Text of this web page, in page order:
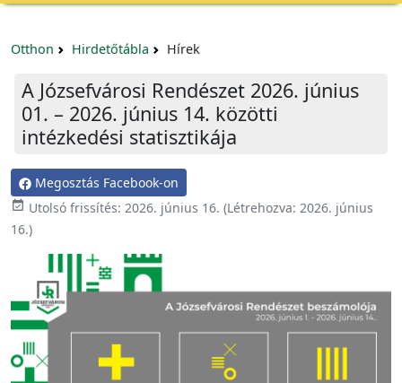
Otthon Hirdetőtábla Hírek
A Józsefvárosi Rendészet 2026. június
01. – 2026. június 14. közötti
intézkedési statisztikája
Megosztás Facebook-on
 Utolsó frissítés: 2026. június 16. (Létrehozva: 2026. június
16.)